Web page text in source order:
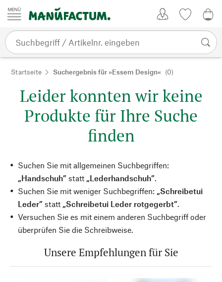
Zum Inhalt springen
Startseite Suchergebnis für »Essem Design« (0)
Leider konnten wir keine
Produkte für Ihre Suche
finden
Suchen Sie mit allgemeinen Suchbegriffen:
„Handschuh” statt „Lederhandschuh”.
Suchen Sie mit weniger Suchbegriffen: „Schreibetui
Leder” statt „Schreibetui Leder rotgegerbt”.
Versuchen Sie es mit einem anderen Suchbegriff oder
überprüfen Sie die Schreibweise.
Unsere Empfehlungen für Sie